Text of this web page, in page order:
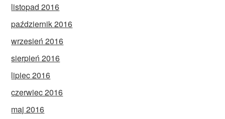
listopad 2016
październik 2016
wrzesień 2016
sierpień 2016
lipiec 2016
czerwiec 2016
maj 2016